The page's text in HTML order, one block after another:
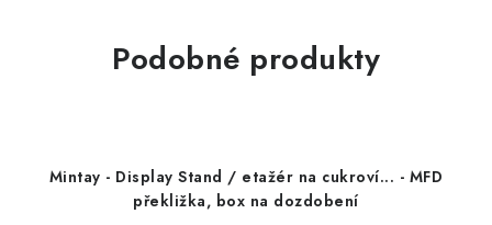
Podobné produkty
Mintay - Display Stand / etažér na cukroví... - MFD
překližka, box na dozdobení